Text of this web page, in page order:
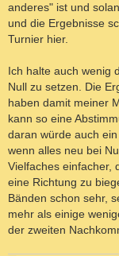
anderes" ist und
und die Ergebnisse
Turnier hier.
Ich halte auch wenig
Null zu setzen. Die
haben damit meiner
kann so eine
daran würde auch
wenn alles neu bei
Vielfaches einfacher,
eine Richtung zu
Bänden schon sehr,
mehr als einige
der zweiten